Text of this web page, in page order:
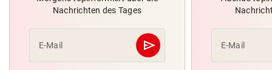
Nachrichten des Tages
E-Mail send
Abschicken E-Mail